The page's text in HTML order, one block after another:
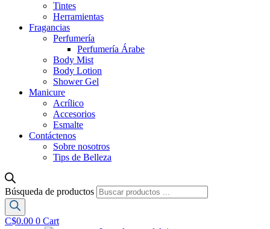
Tintes
Herramientas
Fragancias
Perfumería
Perfumería Árabe
Body Mist
Body Lotion
Shower Gel
Manicure
Acrílico
Accesorios
Esmalte
Contáctenos
Sobre nosotros
Tips de Belleza
Búsqueda de productos
C$0.00 0 Cart